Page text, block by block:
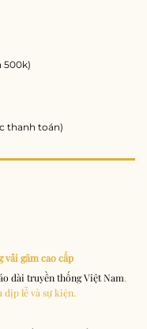
500k)
thanh toán)
vải gâm cao cấp
dài truyền thống Việt Nam,
lễ và sự kiện.